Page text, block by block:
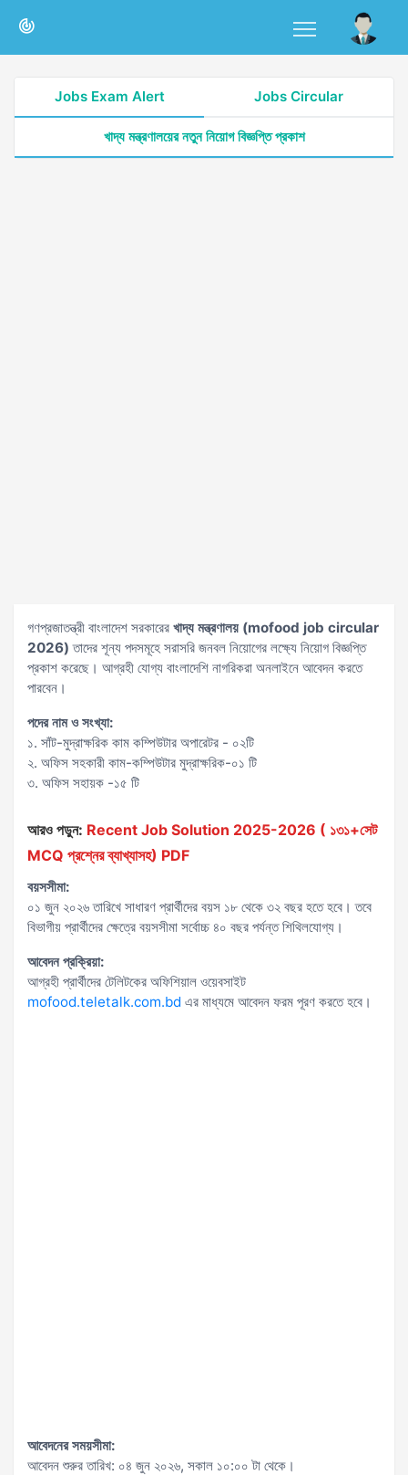
Jobs Exam Alert Jobs Circular
খাদ্য মন্ত্রণালয়ের নতুন নিয়োগ বিজ্ঞপ্তি প্রকাশ
গণপ্রজাতন্ত্রী বাংলাদেশ সরকারের খাদ্য মন্ত্রণালয় (mofood job circular
2026)তাদের শূন্য পদসমূহে সরাসরি জনবল নিয়োগের লক্ষ্যে নিয়োগ বিজ্ঞপ্তি
প্রকাশ করেছে। আগ্রহী যোগ্য বাংলাদেশি নাগরিকরা অনলাইনে আবেদন করতে
পারবেন।
পদের নাম ও সংখ্যা:
১. সাঁট-মুদ্রাক্ষরিক কাম কম্পিউটার অপারেটর - ০২টি
২. অফিস সহকারী কাম-কম্পিউটার মুদ্রাক্ষরিক-০১ টি
৩. অফিস সহায়ক -১৫ টি
আরও পড়ুন: Recent Job Solution 2025-2026 ( ১৩১+সেট
MCQ প্রশ্নের ব্যাখ্যাসহ) PDF
বয়সসীমা:
০১ জুন ২০২৬ তারিখে সাধারণ প্রার্থীদের বয়স ১৮ থেকে ৩২ বছর হতে হবে। তবে
বিভাগীয় প্রার্থীদের ক্ষেত্রে বয়সসীমা সর্বোচ্চ ৪০ বছর পর্যন্ত শিথিলযোগ্য।
আবেদন প্রক্রিয়া:
আগ্রহী প্রার্থীদের টেলিটকের অফিশিয়াল ওয়েবসাইট
mofood.teletalk.com.bd এর মাধ্যমে আবেদন ফরম পূরণ করতে হবে।
আবেদনের সময়সীমা:
আবেদন শুরুর তারিখ: ০৪ জুন ২০২৬, সকাল ১০:০০ টা থেকে।